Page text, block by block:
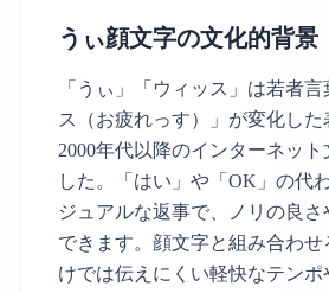
うぃ顔文字の文化的背景
「うぃ」「ウィッス」は若者
ス（お疲れっす）」が変化した
2000年代以降のインターネット
した。「はい」や「OK」の代
ジュアルな返事で、ノリの良さ
できます。顔文字と組み合わ
けでは伝えにくい軽快なテンポ